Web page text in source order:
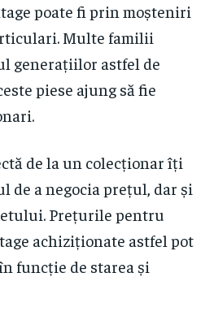
poate fi prin moșteniri
Multe familii
generațiilor astfel de
piese ajung să fie
de la un colecționar îți
de a negocia prețul, dar și
Prețurile pentru
achiziționate astfel pot
funcție de starea și